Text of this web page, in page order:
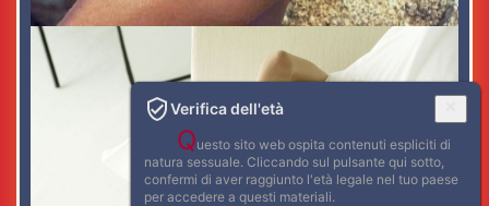
Verifica dell'età
Questo sito web ospita contenuti espliciti di
natura sessuale. Cliccando sul pulsante qui sotto,
confermi di aver raggiunto l'età legale nel tuo paese
per accedere a questi materiali.